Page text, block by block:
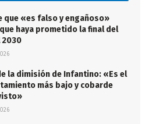
que «es falso y engañoso»
haya prometido la final del
2030
la dimisión de Infantino: «Es el
más bajo y cobarde